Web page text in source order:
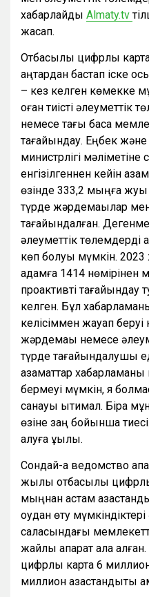
хабарлайды Almaty.tv
жасап.
Отбасылық цифрлық
қаңтардан бастап іске
– кез келген көмекке
оған тиісті әлеуметтік
немесе тағы басқа
тағайындау. Еңбек және
министрлігі
енгізілгеннен кейін
өзінде 333,2 мыңға жуық
түрде жәрдемақылар
тағайындалған.
әлеуметтік төлемдерді
көп болуы мүмкін.
адамға 1414 нөмірінен
проактивті тағайындау
келген. Бұл
келісіммен жауап
жәрдемақы немесе
түрде тағайындалушы
азаматтар
бермеуі мүмкін, я
санауы ықтимал. Бірақ
өзіне заң бойынша
алуға құқылы.
Сондай-ақ ведомство
жылы отбасылық
мыңнан астам
оқудан өту
саласындағы
жайлы ақпарат ала алған.
цифрлық карта 6
миллион қазақстандықты